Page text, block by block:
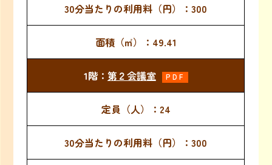
300
49.41
第２会議室 PDF
24
300